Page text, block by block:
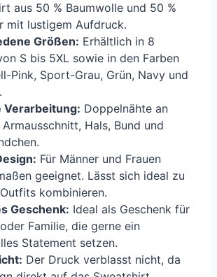
aus 50 % Baumwolle und 50 %
mit lustigem Aufdruck.
Größen: Erhältlich in 8
S bis 5XL sowie in den Farben
Pink, Sport-Grau, Grün, Navy und
Verarbeitung: Doppelnähte an
Armausschnitt, Hals, Bund und
Für Männer und Frauen
geeignet. Lässt sich ideal zu
kombinieren.
Geschenk: Ideal als Geschenk für
Familie, die gerne ein
Statement setzen.
Der Druck verblasst nicht, da